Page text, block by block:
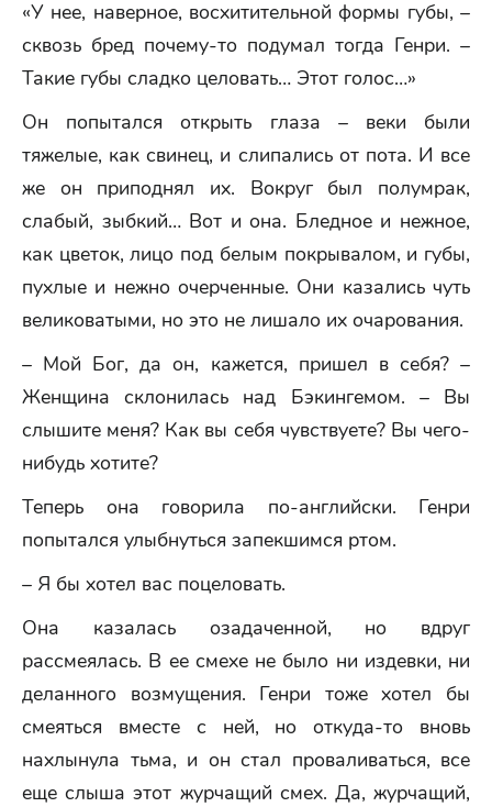
«У нее, наверное, восхитительной формы губы, –
сквозь бред почему-то подумал тогда Генри. –
Такие губы сладко целовать… Этот голос…»
Он попытался открыть глаза – веки были
тяжелые, как свинец, и слипались от пота. И все
же он приподнял их. Вокруг был полумрак,
слабый, зыбкий… Вот и она. Бледное и нежное,
как цветок, лицо под белым покрывалом, и губы,
пухлые и нежно очерченные. Они казались чуть
великоватыми, но это не лишало их очарования.
– Мой Бог, да он, кажется, пришел в себя? –
Женщина склонилась над Бэкингемом. – Вы
слышите меня? Как вы себя чувствуете? Вы чего-
нибудь хотите?
Теперь она говорила по-английски. Генри
попытался улыбнуться запекшимся ртом.
– Я бы хотел вас поцеловать.
Она казалась озадаченной, но вдруг
рассмеялась. В ее смехе не было ни издевки, ни
деланного возмущения. Генри тоже хотел бы
смеяться вместе с ней, но откуда-то вновь
нахлынула тьма, и он стал проваливаться, все
еще слыша этот журчащий смех. Да, журчащий,